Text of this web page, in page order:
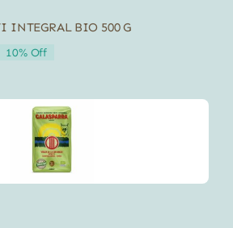
INTEGRAL BIO 500 G
10% Off